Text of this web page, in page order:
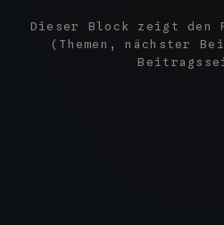
Dieser Block zeigt den
(Themen, nächster